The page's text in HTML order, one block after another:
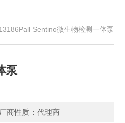
Sentino微生物检测一体泵
泵
厂商性质：代理商